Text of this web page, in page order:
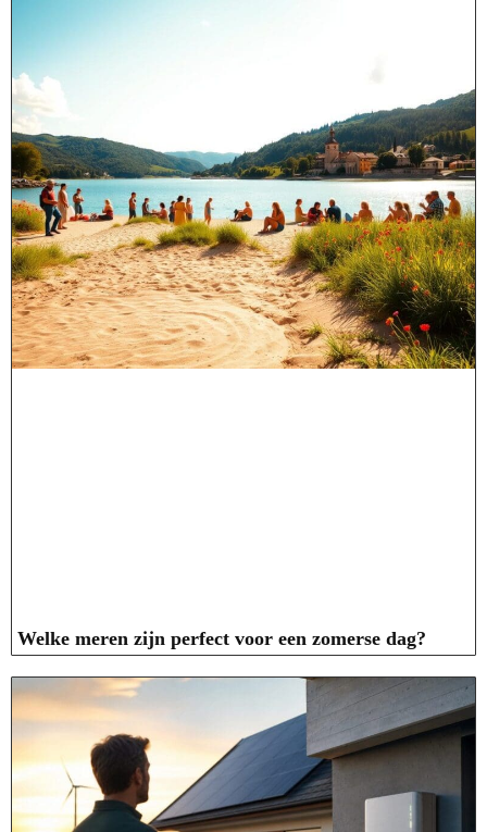
Welke meren zijn perfect voor een zomerse dag?